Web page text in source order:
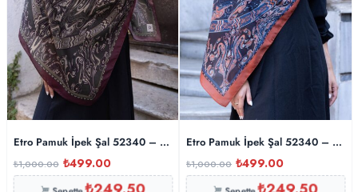
Etro Pamuk İpek Şal 52340 – Kahve
₺1,000.00 ₺499.00
Etro Pamuk İpek Şal 52340 –
₺1,000.00 ₺499.00